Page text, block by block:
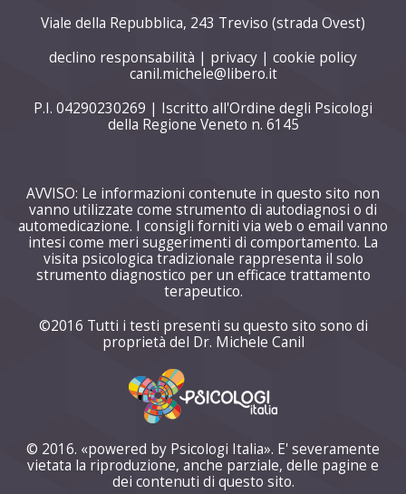
Viale della Repubblica, 243 Treviso (strada Ovest)
declino responsabilità | privacy | cookie policy
canil.michele@libero.it
P.I. 04290230269 | Iscritto all'Ordine degli Psicologi
della Regione Veneto n. 6145
AVVISO: Le informazioni contenute in questo sito non
vanno utilizzate come strumento di autodiagnosi o di
automedicazione. I consigli forniti via web o email vanno
intesi come meri suggerimenti di comportamento. La
visita psicologica tradizionale rappresenta il solo
strumento diagnostico per un efficace trattamento
terapeutico.
©2016 Tutti i testi presenti su questo sito sono di
proprietà del Dr. Michele Canil
© 2016. «powered by Psicologi Italia». E' severamente
vietata la riproduzione, anche parziale, delle pagine e
dei contenuti di questo sito.